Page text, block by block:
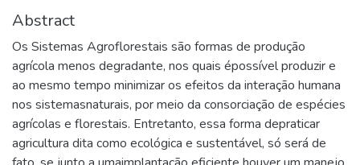
Abstract
Os Sistemas Agroflorestais são formas de produção
agrícola menos degradante, nos quais épossível produzir e
ao mesmo tempo minimizar os efeitos da interação humana
nos sistemasnaturais, por meio da consorciação de espécies
agrícolas e florestais. Entretanto, essa forma depraticar
agricultura dita como ecológica e sustentável, só será de